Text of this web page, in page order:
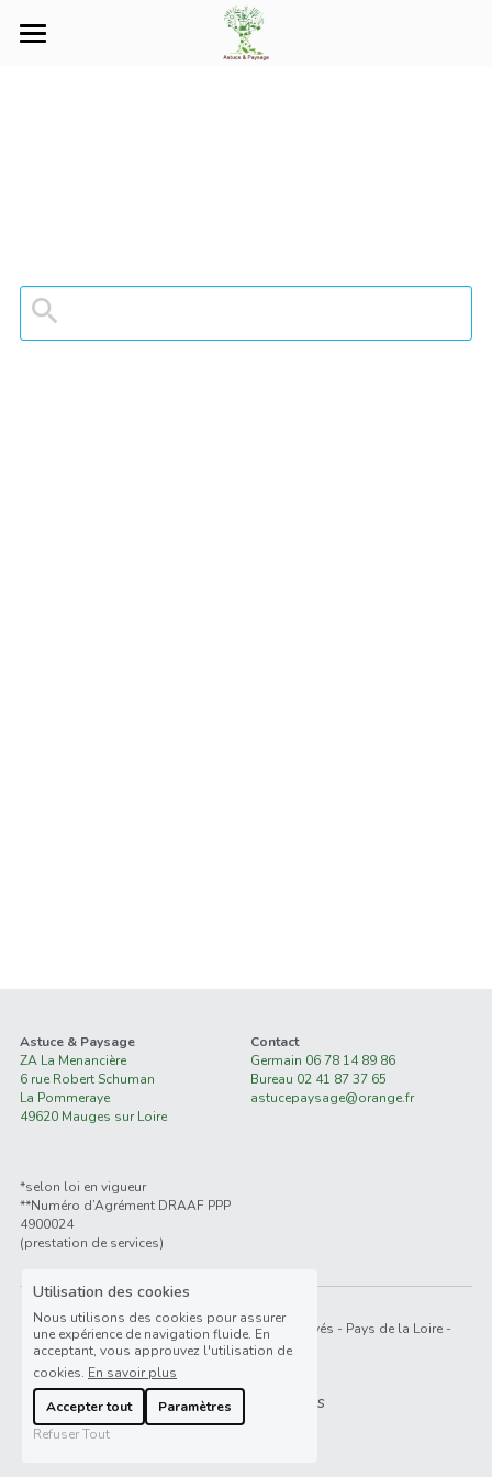
Ethique
Astuce & Paysage
ZA La Menancière
6 rue Robert Schuman
La Pommeraye
49620 Mauges sur Loire
Contact
Germain 06 78 14 89 86
Bureau 02 41 87 37 65
astucepaysage@orange.fr
*selon loi en vigueur
**Numéro d’Agrément DRAAF PPP
4900024
(prestation de services)
©2019 Astuce et Paysage - Tous droits réservés - Pays de la Loire -
France
Termes et Conditions
Utilisation des cookies
Nous utilisons des cookies pour assurer
une expérience de navigation fluide. En
acceptant, vous approuvez l'utilisation de
cookies. En savoir plus
Accepter tout
Paramètres
Refuser Tout